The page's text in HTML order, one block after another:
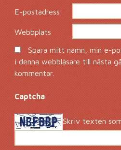
E-postadress *
Webbplats
Spara mitt namn, min e-
i denna webbläsare till nästa
kommentar.
Captcha*
Skriv texten